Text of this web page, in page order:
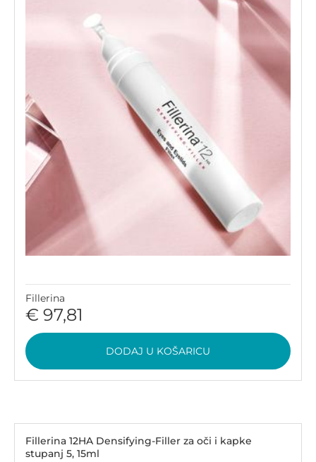
Fillerina
€ 97,81
DODAJ U KOŠARICU
Fillerina 12HA Densifying-Filler za oči i kapke
stupanj 5, 15ml